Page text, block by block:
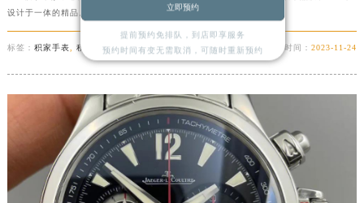
设计于一体的精品。当然，手表的保养也很重......
标签： 积家手表 积家手表全面保养 时间：2023-11-24
立即预约
提前预约免排队，到店即享服务
预约时间有变无需取消，可随时重新预约